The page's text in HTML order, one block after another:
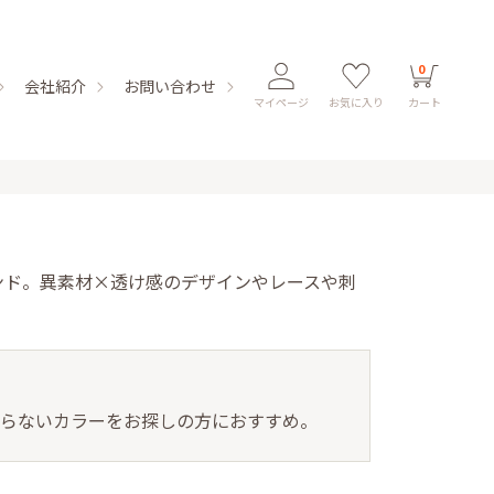
会社紹介 お問い合わせ
マイページ お気に入り
0
カート
。異素材×透け感のデザインやレースや刺
いカラーをお探しの方におすすめ。